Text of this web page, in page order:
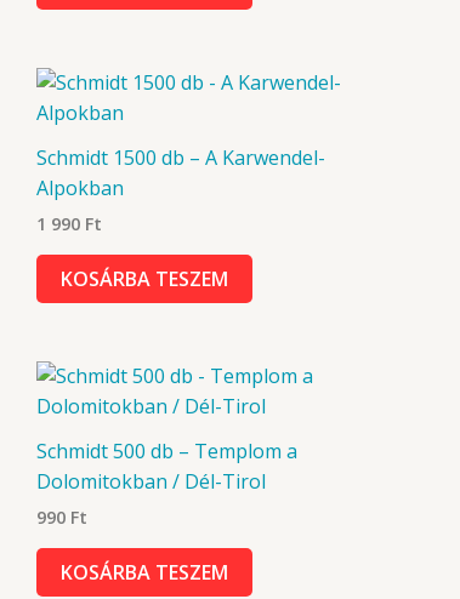
Schmidt 1500 db – A Karwendel-
Alpokban
1 990 Ft
KOSÁRBA TESZEM
Schmidt 500 db – Templom a
Dolomitokban / Dél-Tirol
990 Ft
KOSÁRBA TESZEM